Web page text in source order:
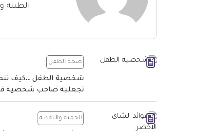
الطبية
صحة الطفل
شخصية الطفل ..كيف
تجعليه صاحب شخصية
الحمية والتغذية